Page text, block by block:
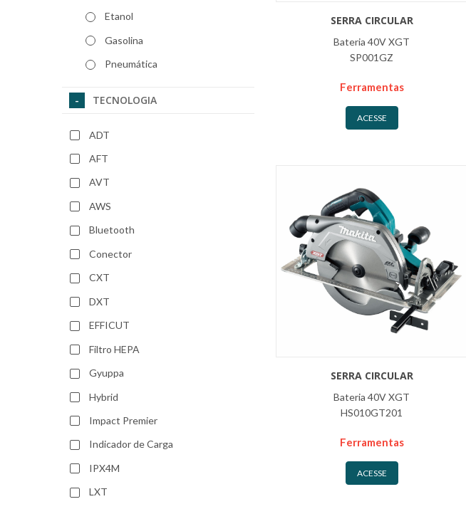
Etanol
Gasolina
Pneumática
TECNOLOGIA
ADT
AFT
AVT
AWS
Bluetooth
Conector
CXT
DXT
EFFICUT
Filtro HEPA
Gyuppa
Hybrid
Impact Premier
Indicador de Carga
IPX4M
LXT
SERRA CIRCULAR
Bateria 40V XGT
SP001GZ
Ferramentas
ACESSE
SERRA CIRCULAR
Bateria 40V XGT
HS010GT201
Ferramentas
ACESSE